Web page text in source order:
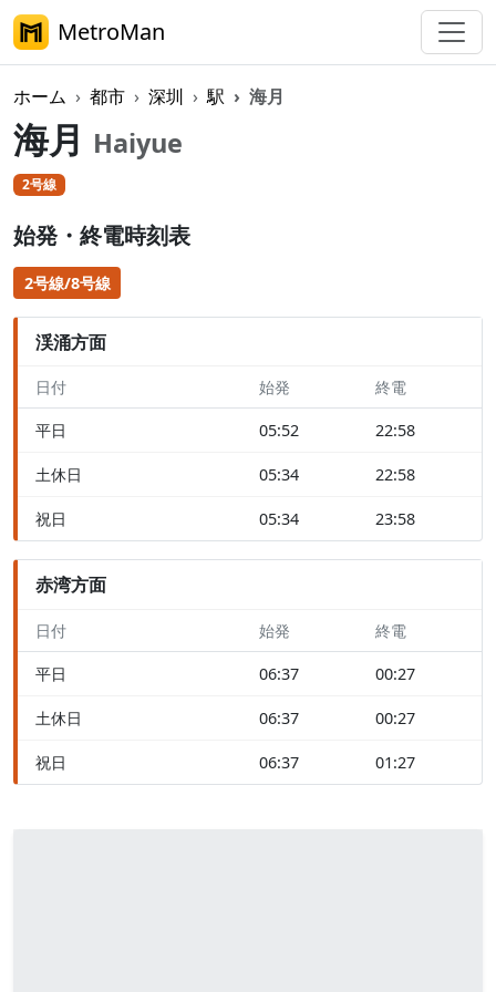
MetroMan
ホーム 都市 深圳 駅 海月
海月 Haiyue
2号線
始発・終電時刻表
2号線/8号線
渓涌方面
日付 始発 終電
平日 05:52 22:58
土休日 05:34 22:58
祝日 05:34 23:58
赤湾方面
日付 始発 終電
平日 06:37 00:27
土休日 06:37 00:27
祝日 06:37 01:27